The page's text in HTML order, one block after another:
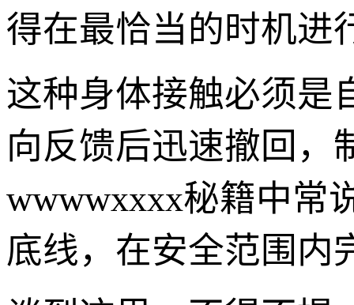
得在最恰当的时机进
这种身体接触必须是
向反馈后迅速撤回，
wwwwxxxx秘籍中常
底线，在安全范围内